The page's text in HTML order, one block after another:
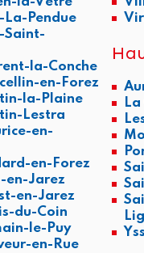
Pendue
Saint-
la-Conche
en-Forez
la-Plaine
Lestra
en-
en-Forez
en-Jarez
en-Jarez
du-Coin
le-Puy
en-Rue